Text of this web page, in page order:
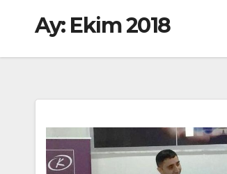
Ay: Ekim 2018